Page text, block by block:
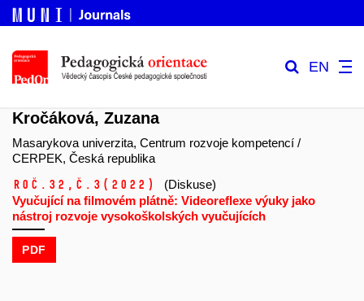
EN
Kročáková, Zuzana
Masarykova univerzita, Centrum rozvoje kompetencí /
CERPEK, Česká republika
Roč.32, č.3 (2022)
(Diskuse)
Vyučující na filmovém plátně: Videoreflexe výuky jako
nástroj rozvoje vysokoškolských vyučujících
PDF